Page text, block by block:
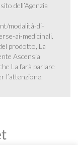
dell’Agenzia
modalità-di-
ai-medicinali.
prodotto, La
Ascensia
La farà parlare
l’attenzione.